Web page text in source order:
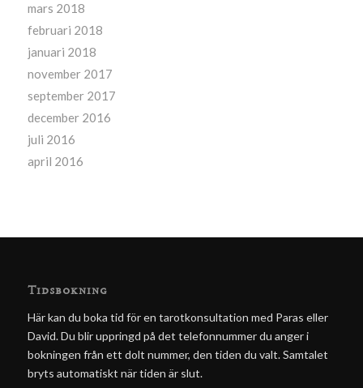
mars 2018
februari 2018
januari 2018
november 2017
september 2017
december 2016
juli 2016
april 2016
Tidsbokning
Här kan du boka tid för en tarotkonsultation med Paras eller
David. Du blir uppringd på det telefonnummer du anger i
bokningen från ett dolt nummer, den tiden du valt. Samtalet
bryts automatiskt när tiden är slut.